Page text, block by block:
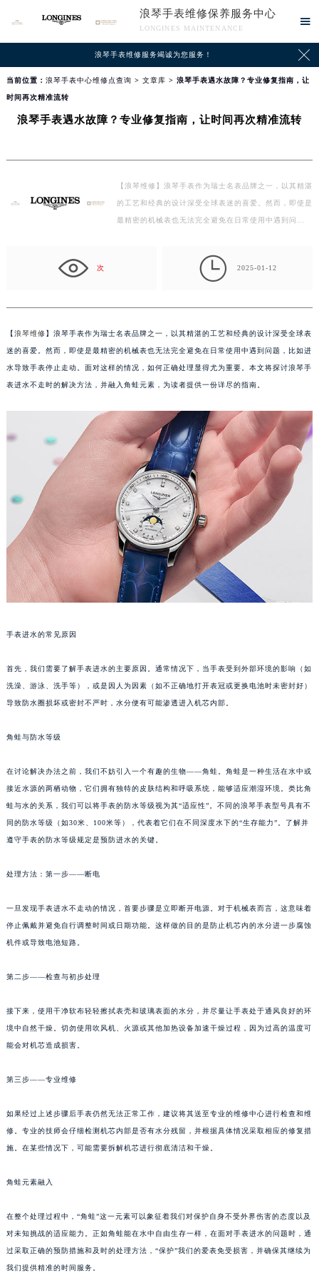
浪琴手表维修保养服务中心
LONGINES MAINTENANCE

浪琴手表维修服务竭诚为您服务！ 
当前位置： 浪琴手表中心维修点查询 > 文章库 > 浪琴手表遇水故障？专业修复指南，让
时间再次精准流转
浪琴手表遇水故障？专业修复指南，让时间再次精准流转
【浪琴维修】浪琴手表作为瑞士名表品牌之一，以其精湛
的工艺和经典的设计深受全球表迷的喜爱。然而，即使是
最精密的机械表也无法完全避免在日常使用中遇到问…
次  2025-01-12
【浪琴维修】浪琴手表作为瑞士名表品牌之一，以其精湛的工艺和经典的设计深受全球表
迷的喜爱。然而，即使是最精密的机械表也无法完全避免在日常使用中遇到问题，比如进
水导致手表停止走动。面对这样的情况，如何正确处理显得尤为重要。本文将探讨浪琴手
表进水不走时的解决方法，并融入角蛙元素，为读者提供一份详尽的指南。
手表进水的常见原因
首先，我们需要了解手表进水的主要原因。通常情况下，当手表受到外部环境的影响（如
洗澡、游泳、洗手等），或是因人为因素（如不正确地打开表冠或更换电池时未密封好）
导致防水圈损坏或密封不严时，水分便有可能渗透进入机芯内部。
角蛙与防水等级
在讨论解决办法之前，我们不妨引入一个有趣的生物——角蛙。角蛙是一种生活在水中或
接近水源的两栖动物，它们拥有独特的皮肤结构和呼吸系统，能够适应潮湿环境。类比角
蛙与水的关系，我们可以将手表的防水等级视为其“适应性”。不同的浪琴手表型号具有不
同的防水等级（如30米、100米等），代表着它们在不同深度水下的“生存能力”。了解并
遵守手表的防水等级规定是预防进水的关键。
处理方法：第一步——断电
一旦发现手表进水不走动的情况，首要步骤是立即断开电源。对于机械表而言，这意味着
停止佩戴并避免自行调整时间或日期功能。这样做的目的是防止机芯内的水分进一步腐蚀
机件或导致电池短路。
第二步——检查与初步处理
接下来，使用干净软布轻轻擦拭表壳和玻璃表面的水分，并尽量让手表处于通风良好的环
境中自然干燥。切勿使用吹风机、火源或其他加热设备加速干燥过程，因为过高的温度可
能会对机芯造成损害。
第三步——专业维修
如果经过上述步骤后手表仍然无法正常工作，建议将其送至专业的维修中心进行检查和维
修。专业的技师会仔细检测机芯内部是否有水分残留，并根据具体情况采取相应的修复措
施。在某些情况下，可能需要拆解机芯进行彻底清洁和干燥。
角蛙元素融入
在整个处理过程中，“角蛙”这一元素可以象征着我们对保护自身不受外界伤害的态度以及
对未知挑战的适应能力。正如角蛙能在水中自由生存一样，在面对手表进水的问题时，通
过采取正确的预防措施和及时的处理方法，“保护”我们的爱表免受损害，并确保其继续为
我们提供精准的时间服务。